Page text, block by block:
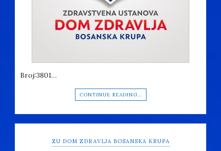
Broj:3801…
CONTINUE READING…
ZU DOM ZDRAVLJA BOSANSKA KRUPA